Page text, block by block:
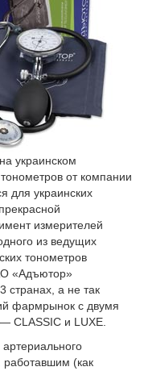
украинском
от компании
для украинских
измерителей
из ведущих
тонометров
«Адъютор»
странах, а не так
фармрынок с двумя
CLASSIC и LUXE.
работавшим (как